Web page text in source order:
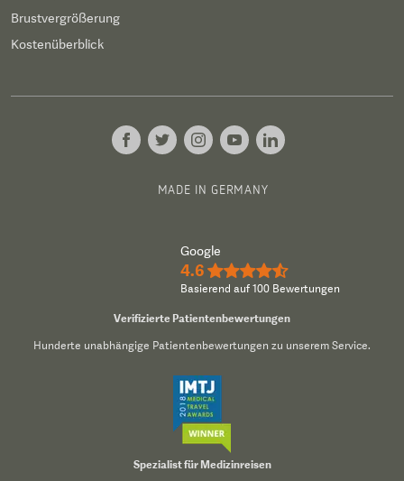
Brustvergrößerung
Kostenüberblick
MADE IN GERMANY
Google
4.6 ★★★★½
Basierend auf 100 Bewertungen
Verifizierte Patientenbewertungen
Hunderte unabhängige Patientenbewertungen zu unserem Service.
Spezialist für Medizinreisen